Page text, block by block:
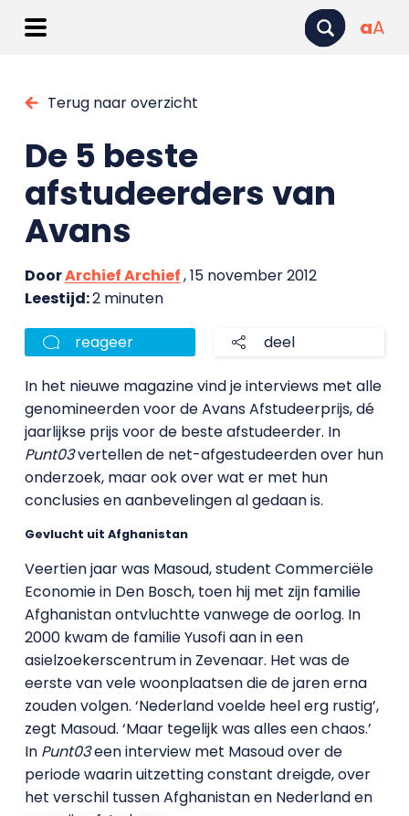
aA
Terug naar overzicht
De 5 beste
afstudeerders van
Avans
DoorArchief Archief, 15 november 2012
Leestijd:2 minuten
reageer deel
In het nieuwe magazine vind je interviews met alle
genomineerden voor de Avans Afstudeerprijs, dé
jaarlijkse prijs voor de beste afstudeerder. In
Punt03vertellen de net-afgestudeerden over hun
onderzoek, maar ook over wat er met hun
conclusies en aanbevelingen al gedaan is.
Gevlucht uit Afghanistan
Veertien jaar was Masoud, student Commerciële
Economie in Den Bosch, toen hij met zijn familie
Afghanistan ontvluchtte vanwege de oorlog. In
2000 kwam de familie Yusofi aan in een
asielzoekerscentrum in Zevenaar. Het was de
eerste van vele woonplaatsen die de jaren erna
zouden volgen. ‘Nederland voelde heel erg rustig’,
zegt Masoud. ‘Maar tegelijk was alles een chaos.’
In Punt03een interview met Masoud over de
periode waarin uitzetting constant dreigde, over
het verschil tussen Afghanistan en Nederland en